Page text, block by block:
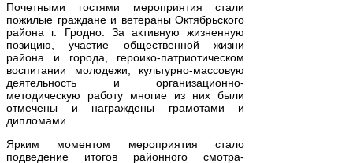
Почетными гостями мероприятия стали
пожилые граждане и ветераны Октябрьского
района г. Гродно. За активную жизненную
позицию, участие общественной жизни
района и города, героико-патриотическом
воспитании молодежи, культурно-массовую
деятельность и организационно-
методическую работу многие из них были
отмечены и награждены грамотами и
дипломами.
Ярким моментом мероприятия стало
подведение итогов районного смотра-